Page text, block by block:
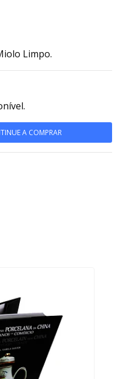
Limpo.
A COMPRAR